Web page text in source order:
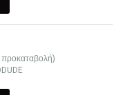
προκαταβολή)